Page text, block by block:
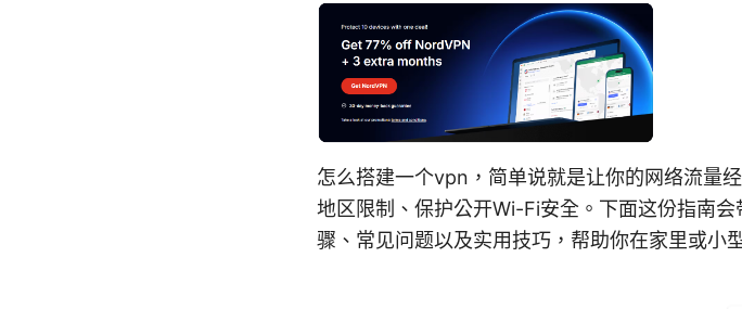
怎么搭建一个vpn，简单说就是让你的网络流量
地区限制、保护公开Wi-Fi安全。下面这份指南
骤、常见问题以及实用技巧，帮助你在家里或小